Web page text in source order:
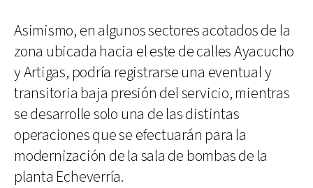
Asimismo, en algunos sectores acotados de la
zona ubicada hacia el este de calles Ayacucho
y Artigas, podría registrarse una eventual y
transitoria baja presión del servicio, mientras
se desarrolle solo una de las distintas
operaciones que se efectuarán para la
modernización de la sala de bombas de la
planta Echeverría.